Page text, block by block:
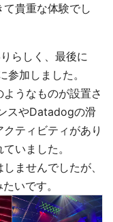
貴重な体験でし
らしく、最後に
参加しました。
うなものが設置さ
スやDatadogの滑
ティビティがあり
いました。
ませんでしたが、
いです。